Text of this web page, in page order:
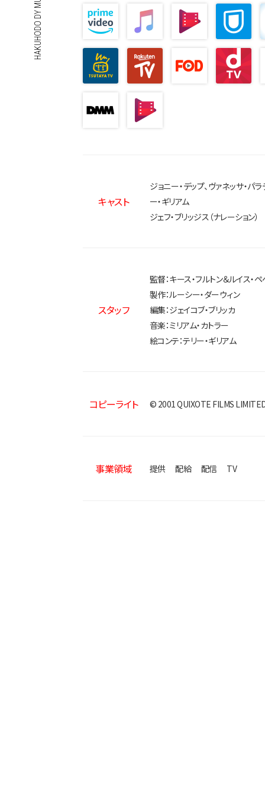
キャスト
ジョニー・デップ、ヴァネッサ・パ
ー・ギリアム
ジェフ・ブリッジス（ナレーション）
スタッフ
監督：キース・フルトン＆ルイス・
製作：ルーシー・ダーウィン
編集：ジェイコブ・ブリッカ
音楽：ミリアム・カトラー
絵コンテ：テリー・ギリアム
コピーライト © 2001 QUIXOTE FILMS
事業領域 提供 配給 配信 TV